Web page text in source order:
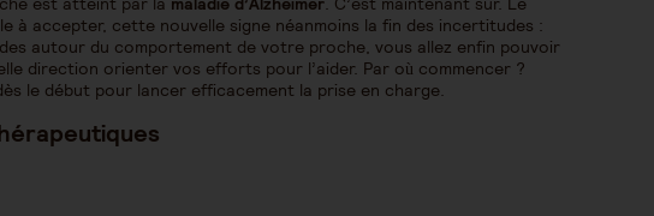
à accepter, cette nouvelle signe néanmoins la fin des incertitudes :
autour du comportement de votre proche, vous allez enfin pouvoir
direction orienter vos efforts pour l’aider. Par où commencer ?
le début pour lancer efficacement la prise en charge.